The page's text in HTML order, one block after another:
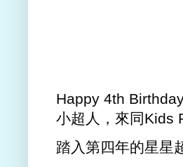
Happy 4th
小超人，來同Kids
踏入第四年的星星